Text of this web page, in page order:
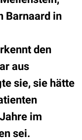
Barnaard in
den
aus
sie, sie hätte
im
sei.